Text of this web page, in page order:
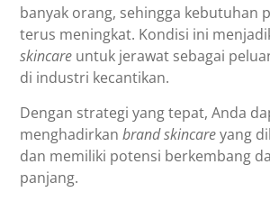
banyak orang, sehingga kebutuhan
terus meningkat. Kondisi ini
skincare untuk jerawat sebagai
di industri kecantikan.
Dengan strategi yang tepat, Anda
menghadirkanbrand skincareyang
dan memiliki potensi berkembang
panjang.